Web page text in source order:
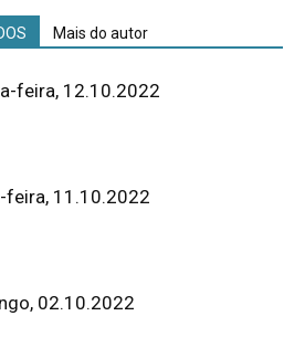
Mais do autor
feira, 12.10.2022
feira, 11.10.2022
02.10.2022